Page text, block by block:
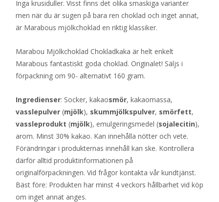
Inga krusiduller. Visst finns det olika smaskiga varianter
men när du är sugen på bara ren choklad och inget annat,
är Marabous mjölkchoklad en riktig klassiker.
Marabou Mjölkchoklad Chokladkaka är helt enkelt
Marabous fantastiskt goda choklad. Originalet! Säljs i
förpackning om 90- alternativt 160 gram.
Ingredienser: Socker, kakaosmör, kakaomassa,
vasslepulver (mjölk), skummjölkspulver, smörfett,
vassleprodukt (mjölk), emulgeringsmedel (sojalecitin),
arom. Minst 30% kakao. Kan innehålla nötter och vete.
Förändringar i produkternas innehåll kan ske. Kontrollera
därför alltid produktinformationen på
originalförpackningen. Vid frågor kontakta vår kundtjänst.
Bäst före: Produkten har minst 4 veckors hållbarhet vid köp
om inget annat anges.